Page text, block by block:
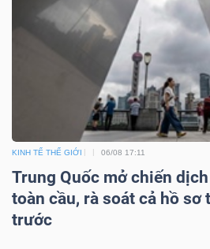
KINH TẾ THẾ GIỚI 06/08 17:11
Trung Quốc mở chiến
toàn cầu, rà soát cả hồ sơ
trước
(-)
tích
(-)
Thuật